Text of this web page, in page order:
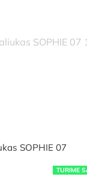
TURIME
SOPHIE 07